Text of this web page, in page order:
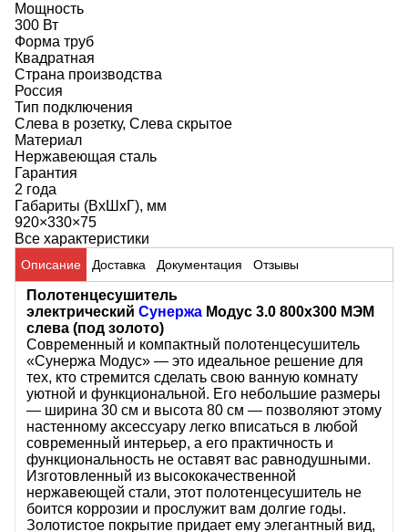
Мощность
300 Вт
Форма труб
Квадратная
Страна производства
Россия
Тип подключения
Слева в розетку, Слева скрытое
Материал
Нержавеющая сталь
Гарантия
2 года
Габариты (ВхШхГ), мм
920×330×75
Все характеристики
Описание Доставка Документация Отзывы
Полотенцесушитель
электрический Сунержа Модус 3.0 800x300 МЭМ
слева (под золото)
Современный и компактный полотенцесушитель
«Сунержа Модус» — это идеальное решение для
тех, кто стремится сделать свою ванную комнату
уютной и функциональной. Его небольшие размеры
— ширина 30 см и высота 80 см — позволяют этому
настенному аксессуару легко вписаться в любой
современный интерьер, а его практичность и
функциональность не оставят вас равнодушными.
Изготовленный из высококачественной
нержавеющей стали, этот полотенцесушитель не
боится коррозии и прослужит вам долгие годы.
Золотистое покрытие придает ему элегантный вид,